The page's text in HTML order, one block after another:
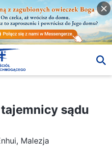
sądu
Malezja